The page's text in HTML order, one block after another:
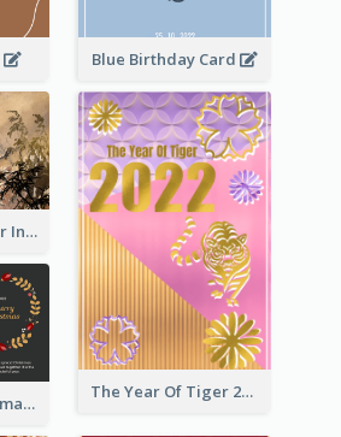
Blue Birthday Card
The Year Of Tiger Ink Illustration New Year Greeting Card
The Year Of Tiger 2022 Golden Greeting Card
Wonderful Christmas Greeting Card